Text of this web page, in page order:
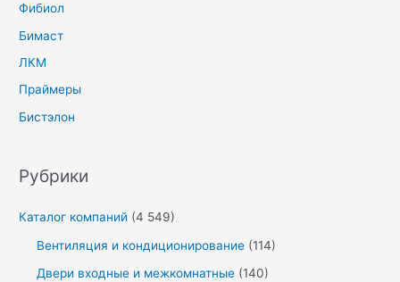
Фибиол
Бимаст
ЛКМ
Праймеры
Бистэлон
Рубрики
Каталог компаний (4 549)
Вентиляция и кондиционирование (114)
Двери входные и межкомнатные (140)